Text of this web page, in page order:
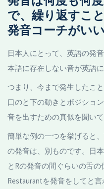
で、繰り返すこ
発音コーチがいい
日本人にとって、英語の発
本語に存在しない音が英語
つまり、今まで発生したこ
口のと下の動きとポジショ
音を出すための真似を聞い
簡単な例の一つを挙げると
の発音は、別ものです。日
とRの発音の間ぐらいの舌の
Restaurantを発音をしてと